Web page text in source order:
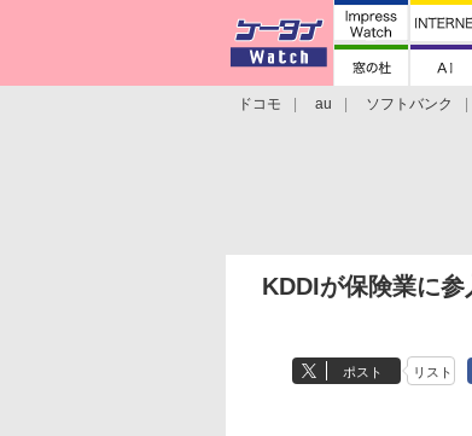
ドコモ au ソフトバンク
KDDIが保険業に
ポスト リスト